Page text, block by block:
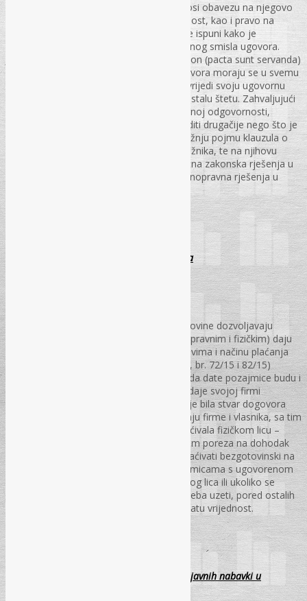
Ugovor, kao opću karakteristiku, u sebi nosi obavezu na njegovo
poštovanje, uredno ispunjenje i odgovornost, kao i pravo na
pravnu zaštitu, ako dužnik obaveze istu ne ispuni kako je
ugovorena. To je i logična posljedica pravnog smisla ugovora.
Jednom zaključen ugovor je za strane zakon (pacta sunt servanda)
i nastale obaveze iz tako zaključenog ugovora moraju se u svemu
ispuniti onako kako glase. Strana koja povrijedi svoju ugovornu
obavezu odgovorna je drugoj strani za nastalu štetu. Zahvaljujući
dispozitivnom karakteru propisa o ugovornoj odgovornosti,
ugovorne strane mogu svoje odnose urediti drugačije nego što je
to propisano zakonom. Rad posvećuje pažnju pojmu klauzula o
isključenju ili ograničenju odgovornosti dužnika, te na njihovu
evoluciju. Nakon toga, razrađuje i konkretna zakonska rješenja u
Bosni i Hercegovini, te ukazuje na uporednopravna rješenja u
Porezni i računovodstveni aspekt pozajmica
Važeći propisi u Federaciji Bosne i Hercegovine dozvoljavaju
pravnim i fizičkim licima da drugim licima (pravnim i fizičkim) daju
pozajmice. Prije donošenja Uredbe o uslovima i načinu plaćanja
gotovim novcem („Službene novine FBiH“, br. 72/15 i 82/15)
zakonski nisu postojale nikakve prepreke da date pozajmice budu i
u gotovini (npr. vlasnik firme – fizičko lice daje svojoj firmi
gotovinsku pozajmicu). Takva pozajmica je bila stvar dogovora
između dvije strane, u spomenutom slučaju firme i vlasnika, sa tim
da ukoliko se kamata obračunavala i isplaćivala fizičkom licu –
vlasniku, takvo lice se smatralo obveznikom poreza na dohodak
na naplaćenu kamatu, koja se trebala isplaćivati bezgotovinski na
račun fizičkog lica. Ukoliko se radi o pozajmicama s ugovorenom
kamatom između stranog pravnog i fizičkog lica ili ukoliko se
pozajmica vraća u dobrima ili uslugama treba uzeti, pored ostalih
propisa, u obzir i propise o porezu na dodatu vrijednost.
Ugovaranje rokova plaćanja u postupcima javnih nabavki u